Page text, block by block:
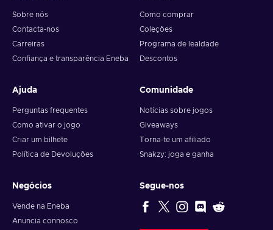
Sobre nós
Contacta-nos
Carreiras
Confiança e transparência Eneba
Como comprar
Coleções
Programa de lealdade
Descontos
Ajuda
Perguntas frequentes
Como ativar o jogo
Criar um bilhete
Política de Devoluções
Comunidade
Notícias sobre jogos
Giveaways
Torna-te um afiliado
Snakzy: joga e ganha
Negócios
Vende na Eneba
Anuncia connosco
Segue-nos